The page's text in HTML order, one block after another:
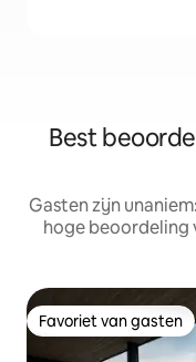
Best
Gasten zijn
hoge beoordeling
Favoriet van gasten
Favoriet van gasten